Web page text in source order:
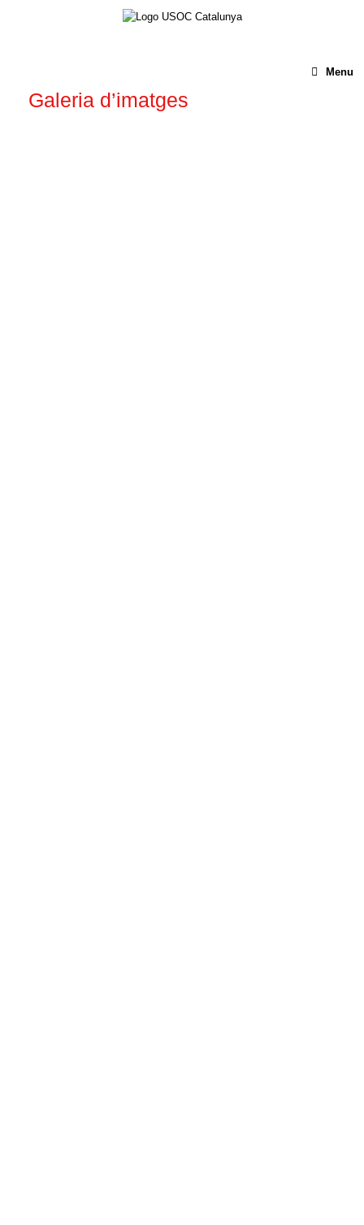
Menu
Galeria d’imatges